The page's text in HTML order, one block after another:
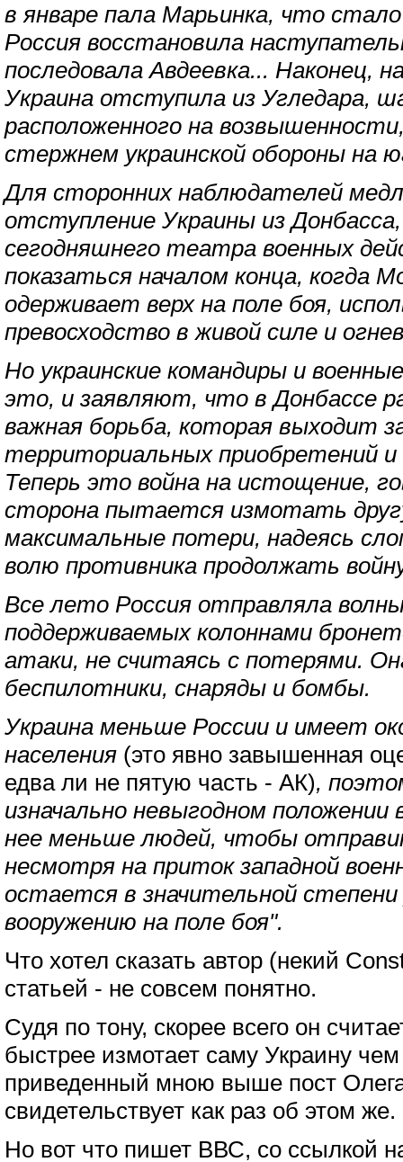
в январе пала Марьинка, что
Россия восстановила
последовала Авдеевка... Наконец,
Украина отступила из Угледара,
расположенного на
стержнем украинской обороны на
Для сторонних наблюдателей
отступление Украины из
сегодняшнего театра военных
показаться началом конца, когда
одерживает верх на поле боя,
превосходство в живой силе и
Но украинские командиры и
это, и заявляют, что в Донбассе
важная борьба, которая выходит
территориальных приобретений
Теперь это война на истощение,
сторона пытается измотать
максимальные потери, надеясь
волю противника продолжать
Все лето Россия отправляла волны
поддерживаемых колоннами
атаки, не считаясь с потерями.
беспилотники, снаряды и бомбы.
Украина меньше России и имеет
населения (это явно завышенная
едва ли не пятую часть - АК),
изначально невыгодном
нее меньше людей, чтобы
несмотря на приток западной
остается в значительной
вооружению на поле боя".
Что хотел сказать автор (некий
статьей - не совсем понятно.
Судя по тону, скорее всего он
быстрее измотает саму Украину
приведенный мною выше пост
свидетельствует как раз об этом же.
Но вот что пишет ВВС, со ссылкой